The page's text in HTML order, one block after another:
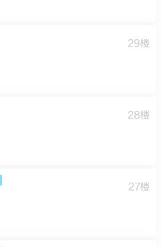
29楼
28楼
27楼